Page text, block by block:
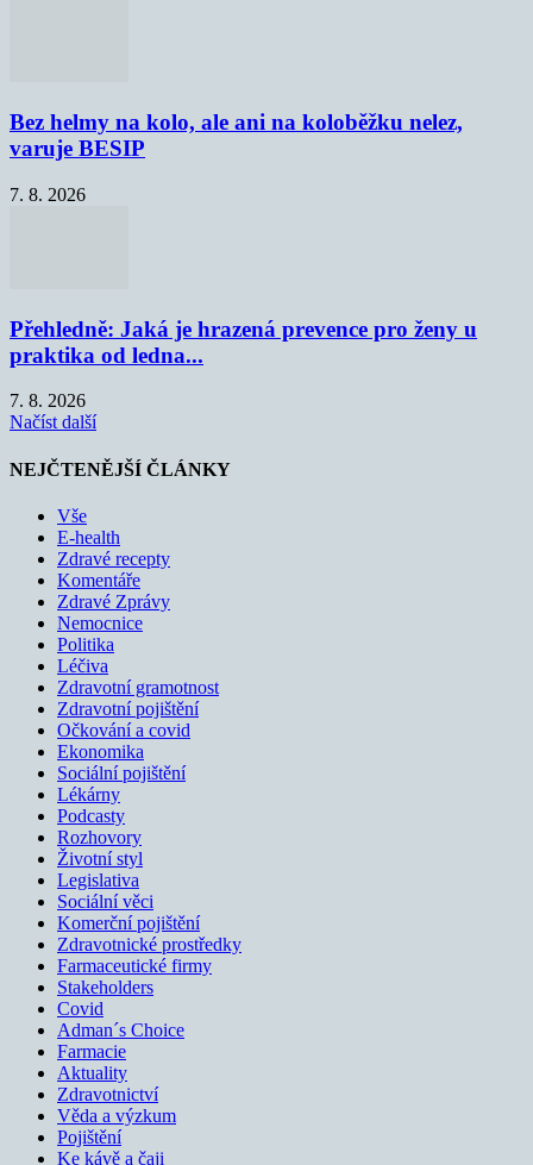
Bez helmy na kolo, ale ani na koloběžku nelez,
varuje BESIP
7. 8. 2026
Přehledně: Jaká je hrazená prevence pro ženy u
praktika od ledna...
7. 8. 2026
Načíst další
NEJČTENĚJŠÍ ČLÁNKY
Vše
E-health
Zdravé recepty
Komentáře
Zdravé Zprávy
Nemocnice
Politika
Léčiva
Zdravotní gramotnost
Zdravotní pojištění
Očkování a covid
Ekonomika
Sociální pojištění
Lékárny
Podcasty
Rozhovory
Životní styl
Legislativa
Sociální věci
Komerční pojištění
Zdravotnické prostředky
Farmaceutické firmy
Stakeholders
Covid
Adman´s Choice
Farmacie
Aktuality
Zdravotnictví
Věda a výzkum
Pojištění
Ke kávě a čaji